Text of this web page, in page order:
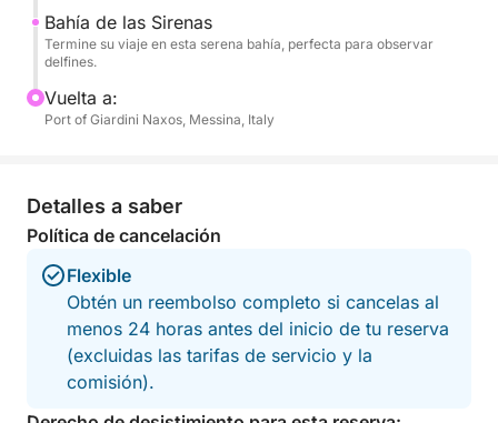
auténtica cocina siciliana en un restaurante junto al
mar (no incluido).
¡Siéntete libre de traer tu propia comida a bordo!
Bahía de las Sirenas
Termine su viaje en esta serena bahía, perfecta para observar
delfines.
Vuelta a:
Port of Giardini Naxos, Messina, Italy
Detalles a saber
Política de cancelación
Flexible
Obtén un reembolso completo si cancelas al
menos 24 horas antes del inicio de tu reserva
(excluidas las tarifas de servicio y la
comisión).